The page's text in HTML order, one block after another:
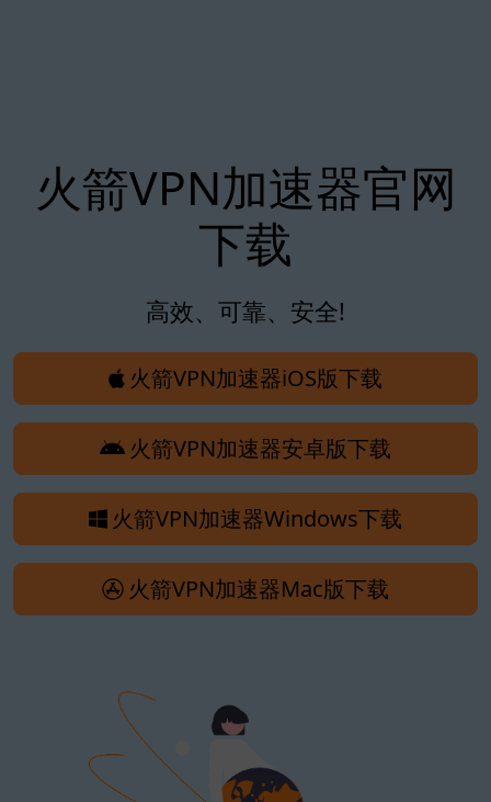
火箭VPN加速器官网
下载
高效、可靠、安全!
火箭VPN加速器iOS版下载
火箭VPN加速器安卓版下载
火箭VPN加速器Windows下载
火箭VPN加速器Mac版下载